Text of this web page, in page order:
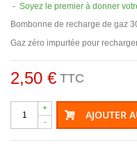
- Soyez le premier à donner
Bombonne de recharge de gaz
Gaz zéro impurtée pour
2,50 € TTC
-
+ AJOUTER